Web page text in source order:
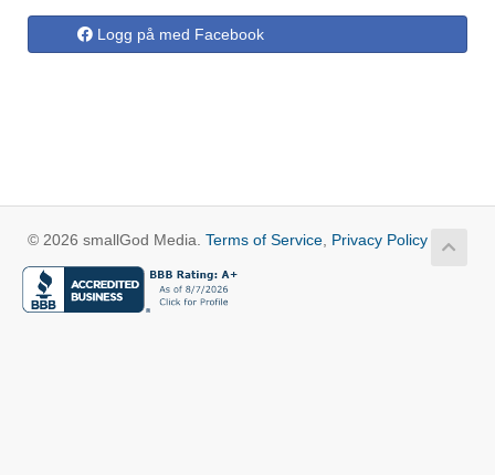
Logg på med Facebook
© 2026 smallGod Media. Terms of Service Privacy Policy